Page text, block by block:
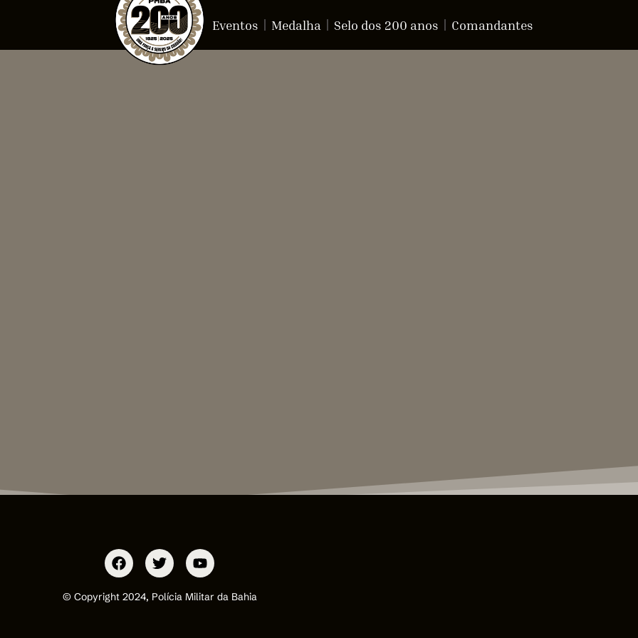
Eventos Medalha Selo dos 200 anos Comandantes
© Copyright 2024, Polícia Militar da Bahia